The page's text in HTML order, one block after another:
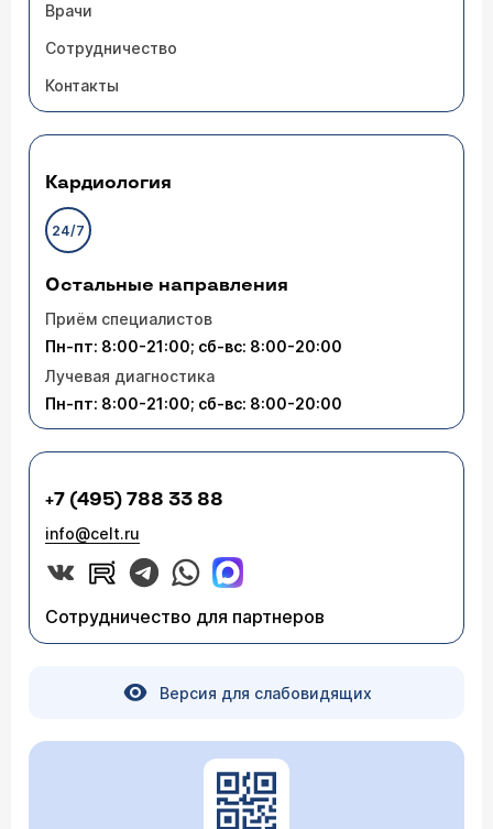
Врачи
Сотрудничество
Контакты
Кардиология
24/7
Остальные направления
Приём специалистов
Пн-пт: 8:00-21:00; сб-вс: 8:00-20:00
Лучевая диагностика
Пн-пт: 8:00-21:00; сб-вс: 8:00-20:00
+7 (495) 788 33 88
info@celt.ru
Сотрудничество для партнеров
Версия для слабовидящих